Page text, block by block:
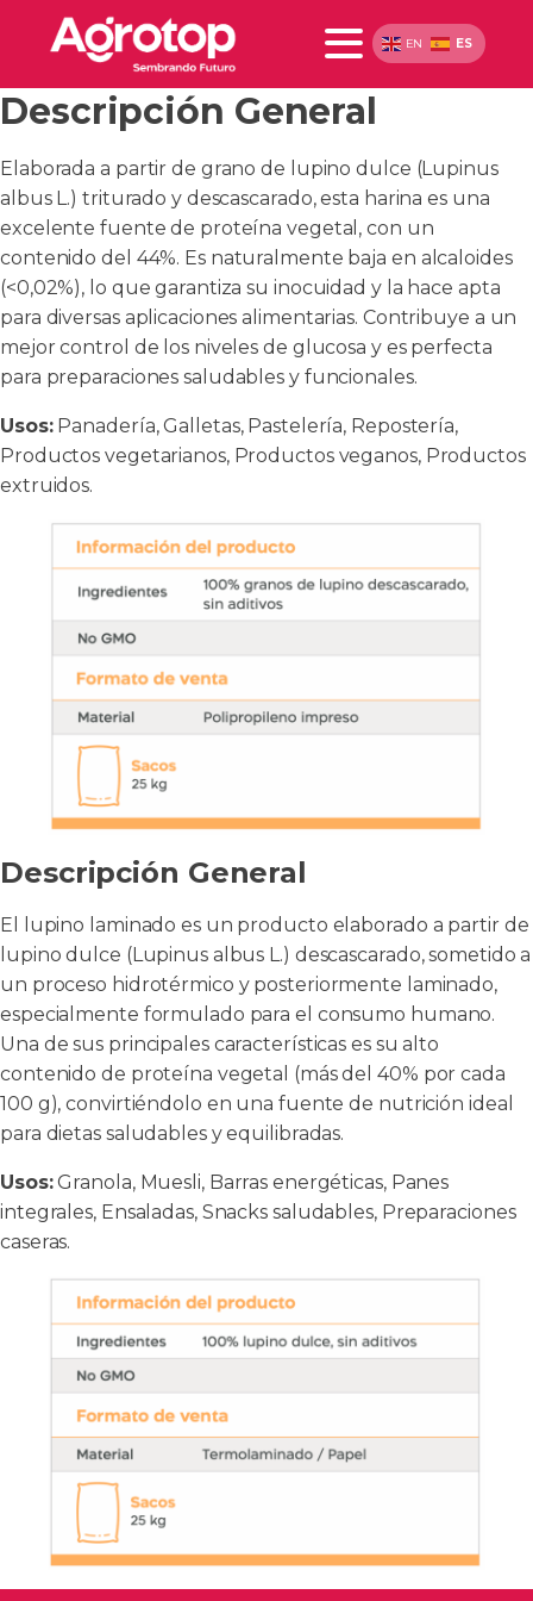
EN ES
Descripción General
Elaborada a partir de grano de lupino dulce (Lupinus
albus L.) triturado y descascarado, esta harina es una
excelente fuente de proteína vegetal, con un
contenido del 44%. Es naturalmente baja en alcaloides
(<0,02%), lo que garantiza su inocuidad y la hace apta
para diversas aplicaciones alimentarias. Contribuye a un
mejor control de los niveles de glucosa y es perfecta
para preparaciones saludables y funcionales.
Usos:Panadería, Galletas, Pastelería, Repostería,
Productos vegetarianos, Productos veganos, Productos
extruidos.
Descripción General
El lupino laminado es un producto elaborado a partir de
lupino dulce (Lupinus albus L.) descascarado, sometido a
un proceso hidrotérmico y posteriormente laminado,
especialmente formulado para el consumo humano.
Una de sus principales características es su alto
contenido de proteína vegetal (más del 40% por cada
100 g), convirtiéndolo en una fuente de nutrición ideal
para dietas saludables y equilibradas.
Usos:Granola, Muesli, Barras energéticas, Panes
integrales, Ensaladas, Snacks saludables, Preparaciones
caseras.